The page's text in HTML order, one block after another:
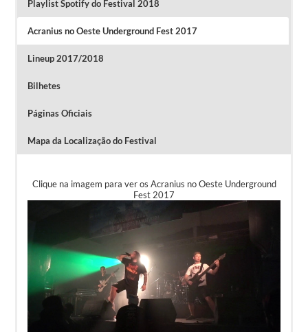
Playlist Spotify do Festival 2018
Acranius no Oeste Underground Fest 2017
Lineup 2017/2018
Bilhetes
Páginas Oficiais
Mapa da Localização do Festival
Clique na imagem para ver os Acranius no Oeste Underground
Fest 2017